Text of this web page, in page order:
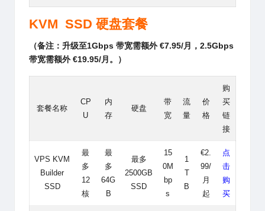
KVM SSD 硬盘套餐
（备注：升级至1Gbps 带宽需额外 €7.95/月，2.5Gbps
带宽需额外 €19.95/月。）
套餐名称
CP
U
内
存
硬盘
带
宽
流
量
价
格
购
买
链
接
VPS KVM
Builder
SSD
最
多
12
核
最
多
64G
B
最多
2500GB
SSD
15
0M
bp
s
1
T
B
€2.
99/
月
起
点
击
购
买